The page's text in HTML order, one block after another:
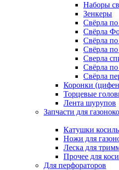
Наборы
Зенкеры
Свёрла
Свёрла
Свёрла
Свёрла по
Сверла
Свёрла
Свёрла
Коронки
Торцевые
Лента шурупов
Запчасти для
Катушки
Ножи для
Леска для
Прочее для
Для перфораторов